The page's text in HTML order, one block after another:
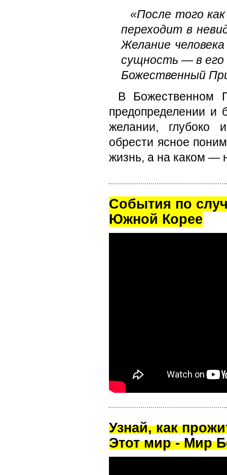
«После того
переходит в
Желание
сущность — в его
Божественный
В Божественном
предопределении
желании, глубоко
обрести ясное
жизнь, а на каком —
Cобытия по
Южной Корее
Узнай, как
Этот мир - Мир